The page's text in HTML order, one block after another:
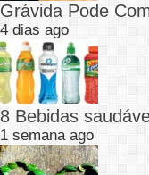
Grávida Pode
4 dias ago
8 Bebidas
1 semana ago